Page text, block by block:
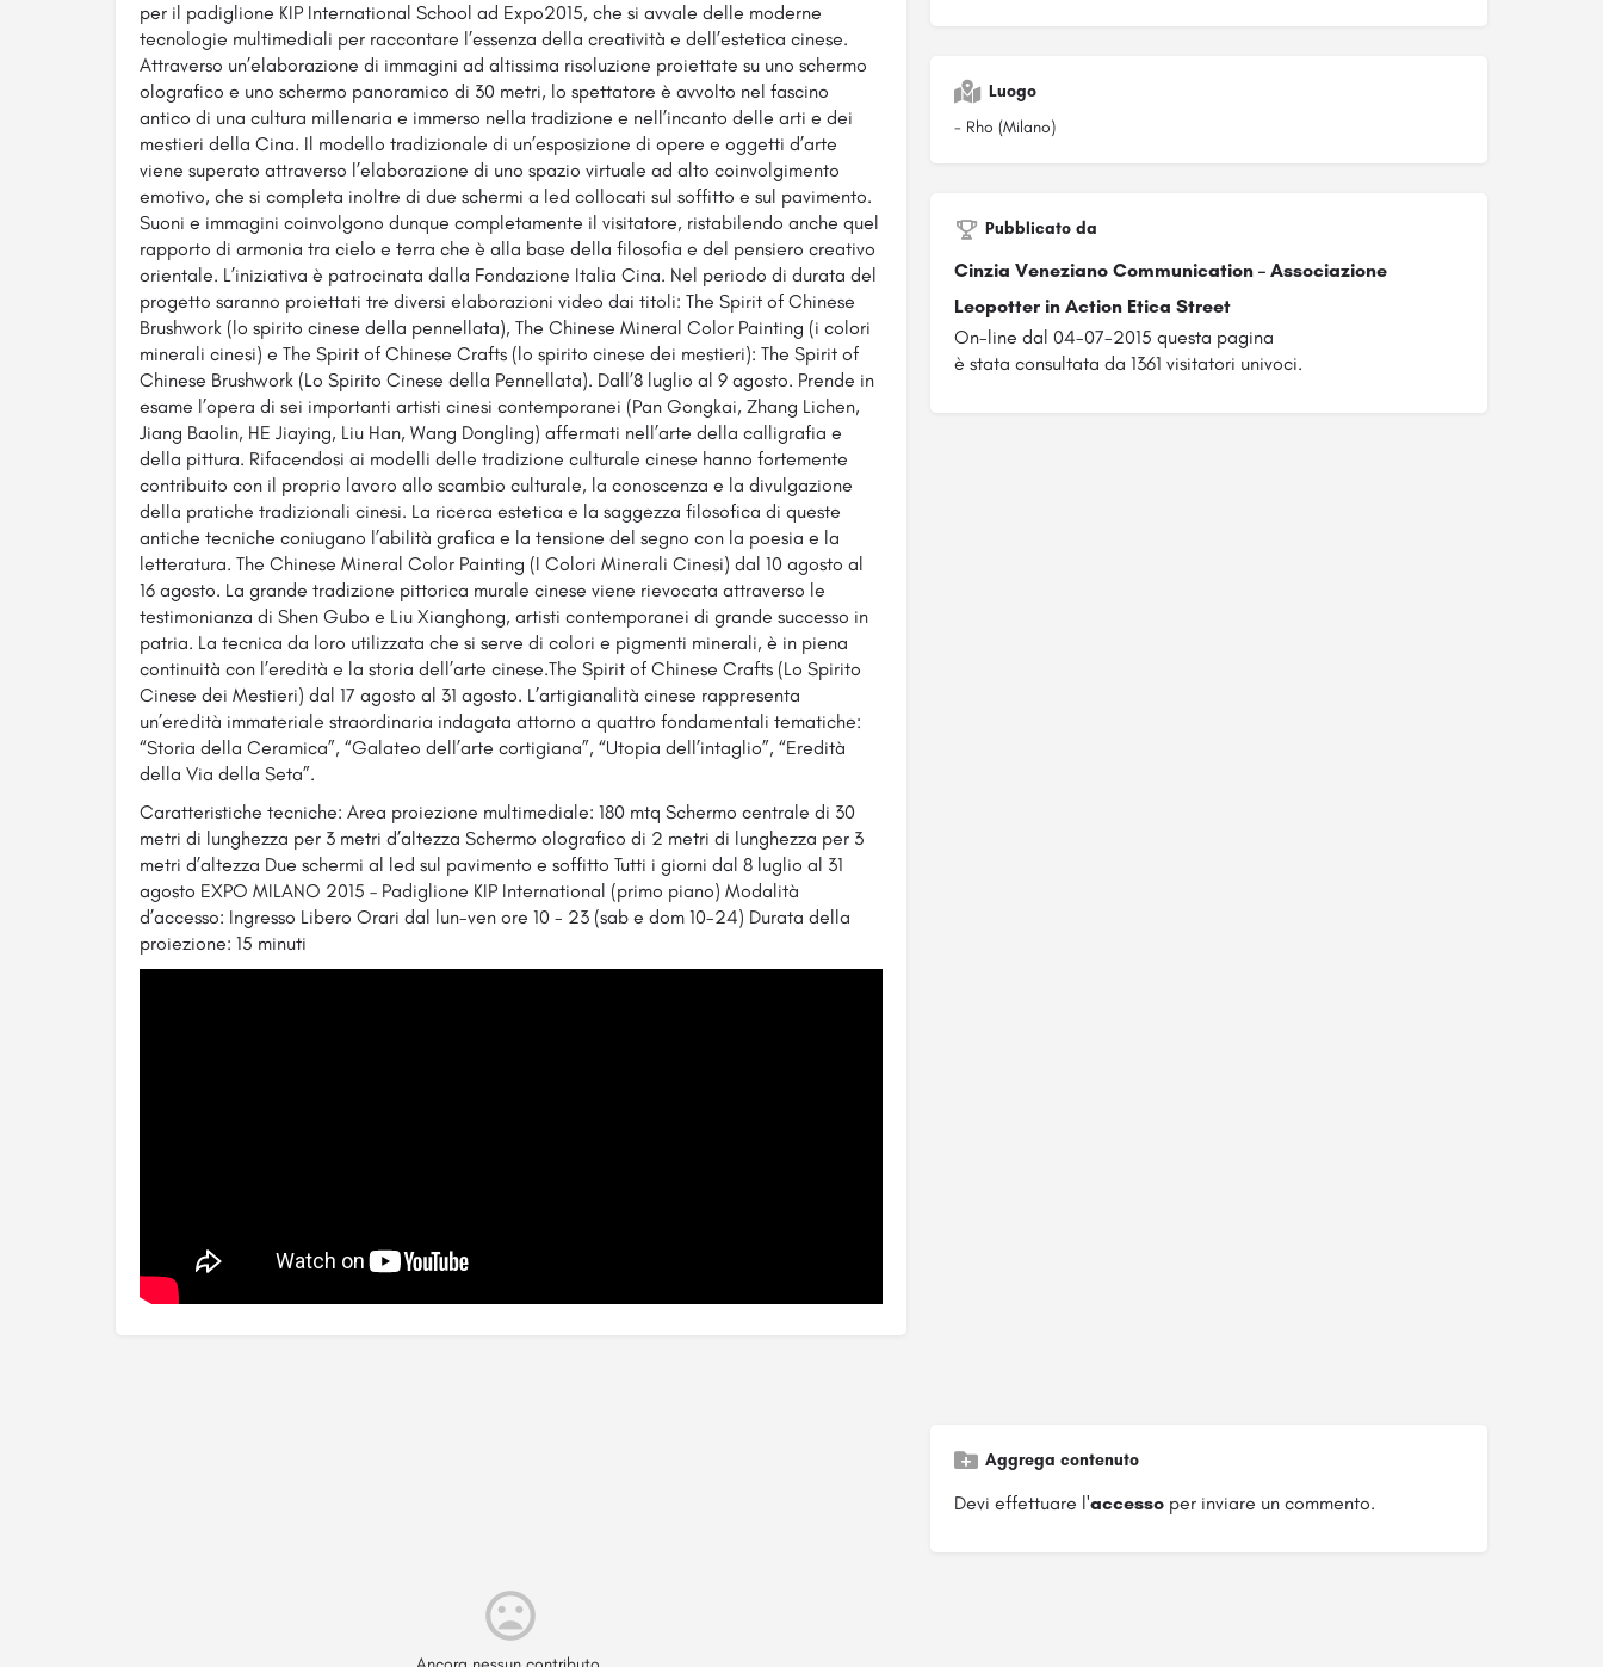
per il padiglione KIP International School ad Expo2015, che si avvale delle moderne
tecnologie multimediali per raccontare l’essenza della creatività e dell’estetica cinese.
Attraverso un’elaborazione di immagini ad altissima risoluzione proiettate su uno schermo
olografico e uno schermo panoramico di 30 metri, lo spettatore è avvolto nel fascino
antico di una cultura millenaria e immerso nella tradizione e nell’incanto delle arti e dei
mestieri della Cina. Il modello tradizionale di un’esposizione di opere e oggetti d’arte
viene superato attraverso l’elaborazione di uno spazio virtuale ad alto coinvolgimento
emotivo, che si completa inoltre di due schermi a led collocati sul soffitto e sul pavimento.
Suoni e immagini coinvolgono dunque completamente il visitatore, ristabilendo anche quel
rapporto di armonia tra cielo e terra che è alla base della filosofia e del pensiero creativo
orientale. L’iniziativa è patrocinata dalla Fondazione Italia Cina. Nel periodo di durata del
progetto saranno proiettati tre diversi elaborazioni video dai titoli: The Spirit of Chinese
Brushwork (lo spirito cinese della pennellata), The Chinese Mineral Color Painting (i colori
minerali cinesi) e The Spirit of Chinese Crafts (lo spirito cinese dei mestieri): The Spirit of
Chinese Brushwork (Lo Spirito Cinese della Pennellata). Dall’8 luglio al 9 agosto. Prende in
esame l’opera di sei importanti artisti cinesi contemporanei (Pan Gongkai, Zhang Lichen,
Jiang Baolin, HE Jiaying, Liu Han, Wang Dongling) affermati nell’arte della calligrafia e
della pittura. Rifacendosi ai modelli delle tradizione culturale cinese hanno fortemente
contribuito con il proprio lavoro allo scambio culturale, la conoscenza e la divulgazione
della pratiche tradizionali cinesi. La ricerca estetica e la saggezza filosofica di queste
antiche tecniche coniugano l’abilità grafica e la tensione del segno con la poesia e la
letteratura. The Chinese Mineral Color Painting (I Colori Minerali Cinesi) dal 10 agosto al
16 agosto. La grande tradizione pittorica murale cinese viene rievocata attraverso le
testimonianza di Shen Gubo e Liu Xianghong, artisti contemporanei di grande successo in
patria. La tecnica da loro utilizzata che si serve di colori e pigmenti minerali, è in piena
continuità con l’eredità e la storia dell’arte cinese.The Spirit of Chinese Crafts (Lo Spirito
Cinese dei Mestieri) dal 17 agosto al 31 agosto. L’artigianalità cinese rappresenta
un’eredità immateriale straordinaria indagata attorno a quattro fondamentali tematiche:
“Storia della Ceramica”, “Galateo dell’arte cortigiana”, “Utopia dell’intaglio”, “Eredità
della Via della Seta”.
Caratteristiche tecniche: Area proiezione multimediale: 180 mtq Schermo centrale di 30
metri di lunghezza per 3 metri d’altezza Schermo olografico di 2 metri di lunghezza per 3
metri d’altezza Due schermi al led sul pavimento e soffitto Tutti i giorni dal 8 luglio al 31
agosto EXPO MILANO 2015 – Padiglione KIP International (primo piano) Modalità
d’accesso: Ingresso Libero Orari dal lun-ven ore 10 - 23 (sab e dom 10-24) Durata della
proiezione: 15 minuti
Luogo
- Rho (Milano)
Pubblicato da
Cinzia Veneziano Communication – Associazione
Leopotter in Action Etica Street
On-line dal 04-07-2015 questa pagina
è stata consultata da 1361 visitatori univoci.
Aggrega contenuto
Devi effettuare l'accessoper inviare un commento.